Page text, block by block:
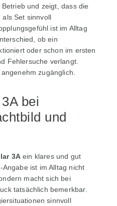
und zeigt, dass die
als Set sinnvoll
ist im Alltag
ob ein
oder schon im ersten
Fehlersuche verlangt.
zugänglich.
bei
und
3Aein klares und gut
ist im Alltag nicht
macht sich bei
tatsächlich bemerkbar.
sinnvoll